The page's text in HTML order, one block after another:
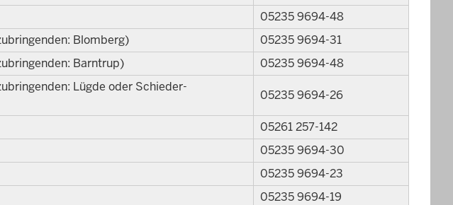
05235 9694-48
Blomberg)
05235 9694-31
Barntrup)
05235 9694-48
Lügde oder Schieder-
05235 9694-26
05261 257-142
05235 9694-30
05235 9694-23
05235 9694-19